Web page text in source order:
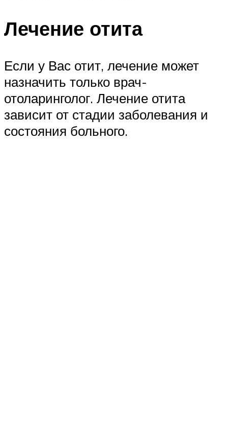
Лечение отита
Если у Вас отит, лечение может
назначить только врач-
отоларинголог. Лечение отита
зависит от стадии заболевания и
состояния больного.